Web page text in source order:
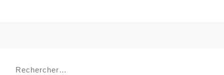
Rechercher :